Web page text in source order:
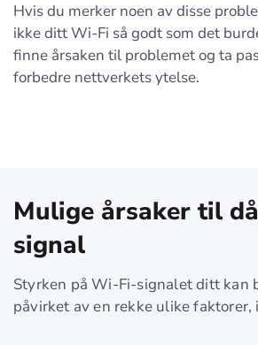
Hvis du merker noen av disse
ikke ditt Wi-Fi så godt som det
finne årsaken til problemet og ta
forbedre nettverkets ytelse.
Mulige årsaker til
signal
Styrken på Wi-Fi-signalet ditt kan
påvirket av en rekke ulike faktorer,